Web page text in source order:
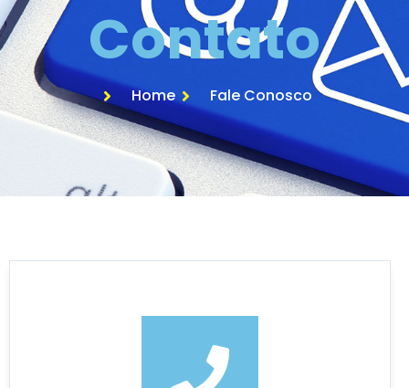
Contato
Home Fale Conosco